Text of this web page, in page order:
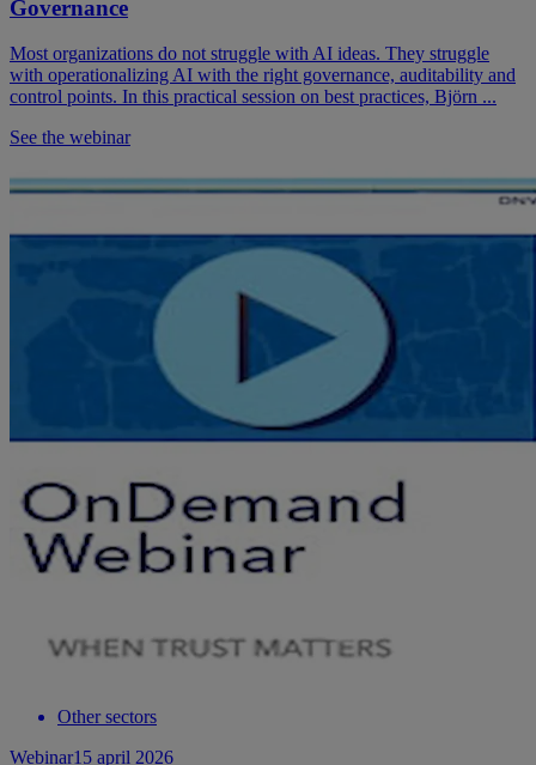
Governance
Most organizations do not struggle with AI ideas. They struggle
with operationalizing AI with the right governance, auditability and
control points. In this practical session on best practices, Björn ...
See the webinar
Other sectors
Webinar15 april 2026